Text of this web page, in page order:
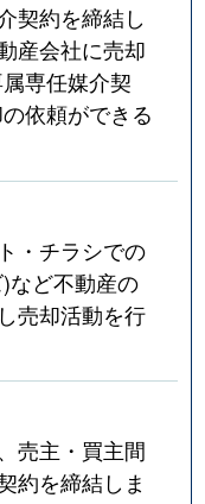
契約を締結し
産会社に売却
専任媒介契
依頼ができる
・チラシでの
など不動産の
売却活動を行
売主・買主間
約を締結しま